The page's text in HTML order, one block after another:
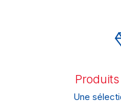
Une